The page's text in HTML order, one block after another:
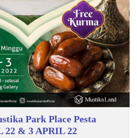
Park Place Pesta
22 & 3 APRIL 22